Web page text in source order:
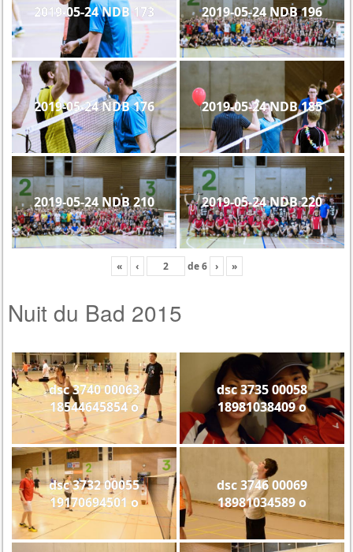
2019-05-24 NDB 173 2019-05-24 NDB 196
2019-05-24 NDB 176 2019-05-24 NDB 185
2019-05-24 NDB 210 2019-05-24 NDB 220
« ‹ de6 › »
Nuit du Bad 2015
dsc 3740 00063
18544645854 o
dsc 3735 00058
18981038409 o
dsc 3732 00055
19170694501 o
dsc 3746 00069
18981034589 o